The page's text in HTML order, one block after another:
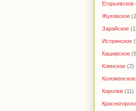
Егорьевское
Жуковское
Зарайское
Истринское
Каширское
Клинское (2)
Коломенское
Королев (11)